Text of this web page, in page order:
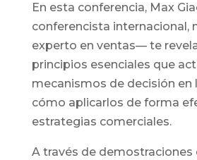
En esta conferencia, Max
conferencista internacional ,
experto en ventas— te
principios esenciales que
mecanismos de decisión en
cómo aplicarlos de forma
estrategias comerciales.
A través de demostraciones